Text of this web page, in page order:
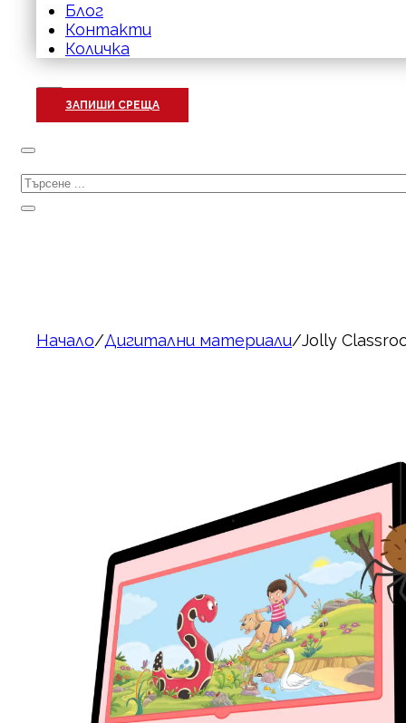
Блог
Контакти
Количка
ЗАПИШИ СРЕЩА
Търсене
Начало/Дигитални материали/Jolly